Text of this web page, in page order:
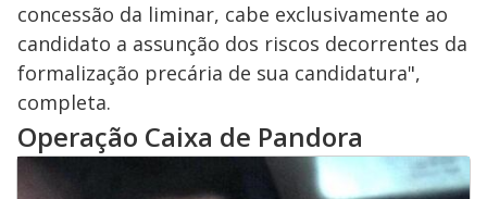
concessão da liminar, cabe exclusivamente ao
candidato a assunção dos riscos decorrentes da
formalização precária de sua candidatura",
completa.
Operação Caixa de Pandora